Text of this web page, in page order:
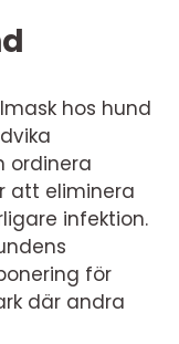
hos hund
ordinera
att eliminera
infektion.
för
där andra